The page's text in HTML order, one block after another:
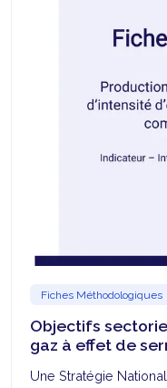
Fiches Méthodologiques
Objectifs
gaz à effet de
Une Stratégie